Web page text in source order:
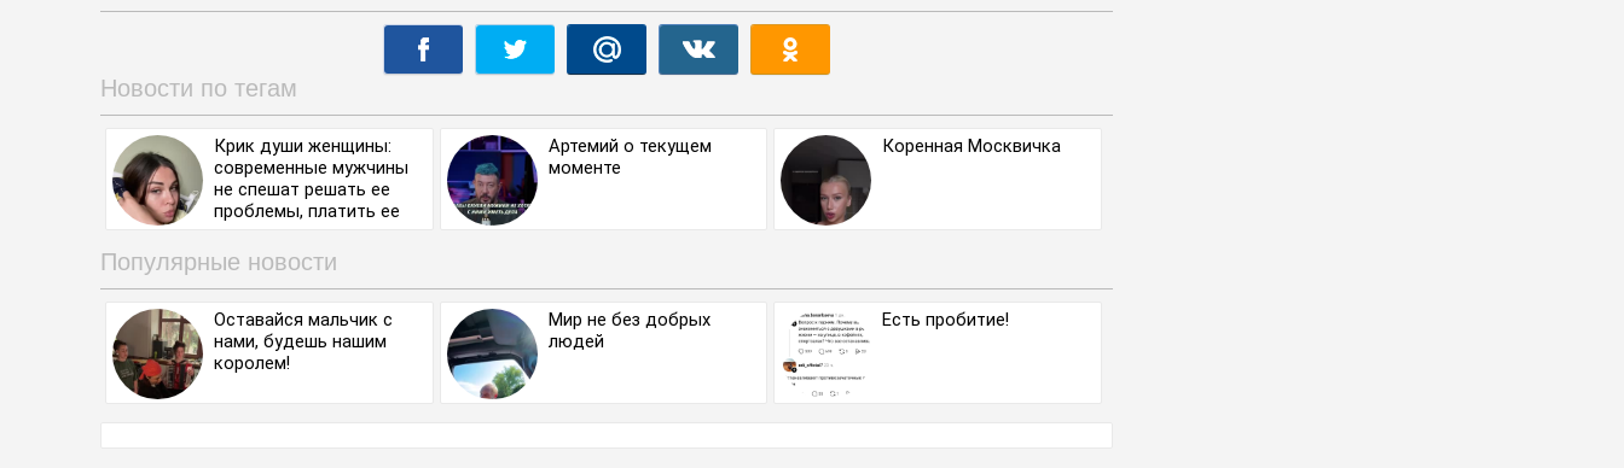
Новости по тегам
Крик души женщины:
современные мужчины
не спешат решать ее
проблемы, платить ее
Артемий о текущем
моменте
Коренная Москвичка
Популярные новости
Оставайся мальчик с
нами, будешь нашим
королем!
Мир не без добрых
людей
Есть пробитие!